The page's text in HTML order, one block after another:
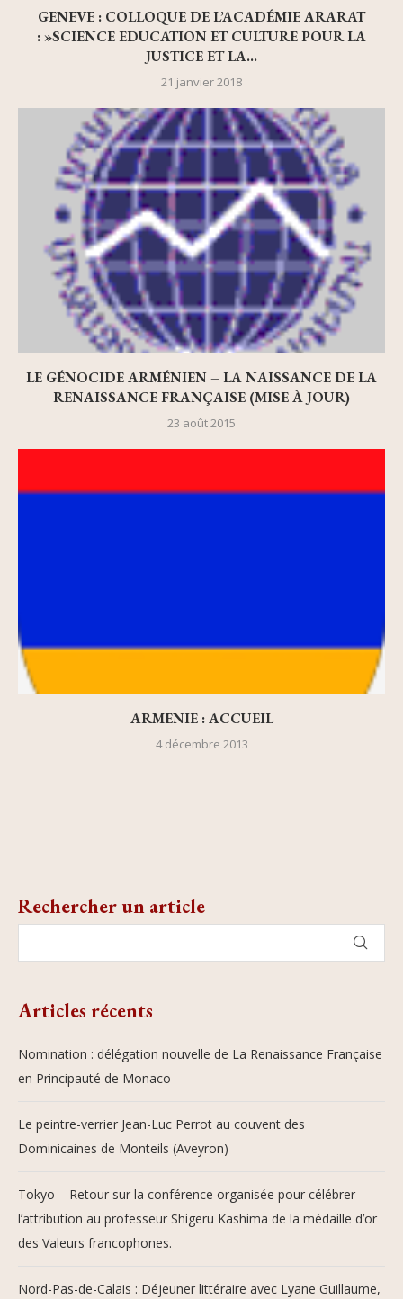
GENEVE : COLLOQUE DE L’ACADÉMIE ARARAT
: »SCIENCE EDUCATION ET CULTURE POUR LA
JUSTICE ET LA...
21 janvier 2018
LE GÉNOCIDE ARMÉNIEN – LA NAISSANCE DE LA
RENAISSANCE FRANÇAISE (MISE À JOUR)
23 août 2015
ARMENIE : ACCUEIL
4 décembre 2013
Rechercher un article
Articles récents
Nomination : délégation nouvelle de La Renaissance Française
en Principauté de Monaco
Le peintre-verrier Jean-Luc Perrot au couvent des
Dominicaines de Monteils (Aveyron)
Tokyo – Retour sur la conférence organisée pour célébrer
l’attribution au professeur Shigeru Kashima de la médaille d’or
des Valeurs francophones.
Nord-Pas-de-Calais : Déjeuner littéraire avec Lyane Guillaume,